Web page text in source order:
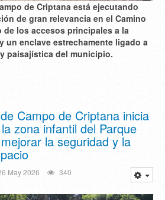
de Criptana está ejecutando
de gran relevancia en el Camino
de los accesos principales a la
un enclave estrechamente ligado a
paisajística del municipio.
Campo de Criptana inicia
zona infantil del Parque
la seguridad y la
May 2026 340